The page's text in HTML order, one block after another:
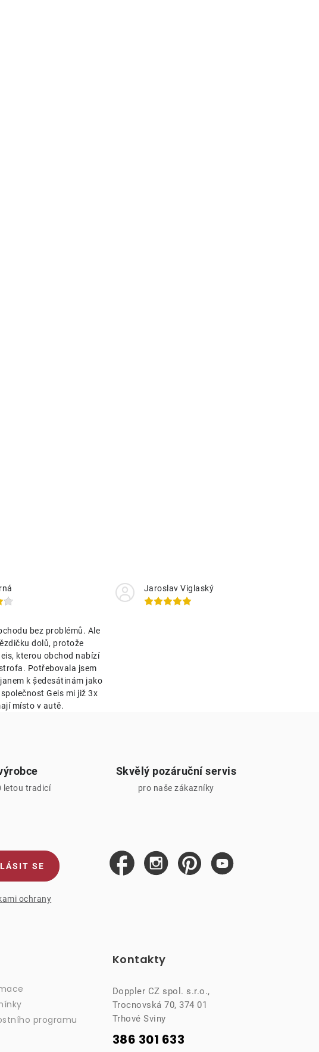
bez problémů. Ale
dolů, protože
kterou obchod nabízí
Potřebovala jsem
k ṣ̌edesátinám jako
Geis mi již 3x
místo v autě.
Jaroslav Viglaský
letou tradicí
Skvělý pozáruční servis
pro naše zákazníky
ochrany
SE
programu
Kontakty
Doppler CZ spol. s.r.o.,
Trocnovská 70, 374 01
Trhové Sviny
386 301 633